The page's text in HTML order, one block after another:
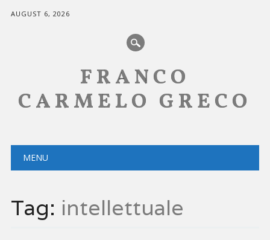
AUGUST 6, 2026
FRANCO
CARMELO GRECO
Main menu
MENU
Tag: intellettuale